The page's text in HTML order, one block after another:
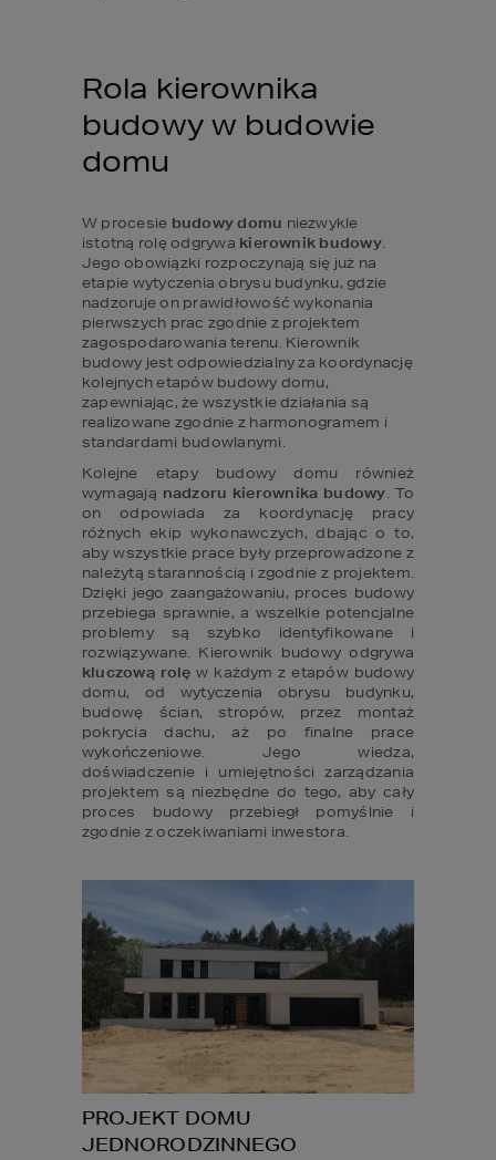
Rola kierownika
budowy w budowie
domu
W procesie budowy domu niezwykle
istotną rolę odgrywa kierownik budowy.
Jego obowiązki rozpoczynają się już na
etapie wytyczenia obrysu budynku, gdzie
nadzoruje on prawidłowość wykonania
pierwszych prac zgodnie z projektem
zagospodarowania terenu. Kierownik
budowy jest odpowiedzialny za koordynację
kolejnych etapów budowy domu,
zapewniając, że wszystkie działania są
realizowane zgodnie z harmonogramem i
standardami budowlanymi.
Kolejne etapy budowy domu również
wymagają nadzoru kierownika budowy. To
on odpowiada za koordynację pracy
różnych ekip wykonawczych, dbając o to,
aby wszystkie prace były przeprowadzone z
należytą starannością i zgodnie z projektem.
Dzięki jego zaangażowaniu, proces budowy
przebiega sprawnie, a wszelkie potencjalne
problemy są szybko identyfikowane i
kluczową rolę w każdym z etapów budowy
domu, od wytyczenia obrysu budynku,
budowę ścian, stropów, przez montaż
pokrycia dachu, aż po finalne prace
wykończeniowe. Jego wiedza,
doświadczenie i umiejętności zarządzania
projektem są niezbędne do tego, aby cały
proces budowy przebiegł pomyślnie i
zgodnie z oczekiwaniami inwestora.
PROJEKT DOMU